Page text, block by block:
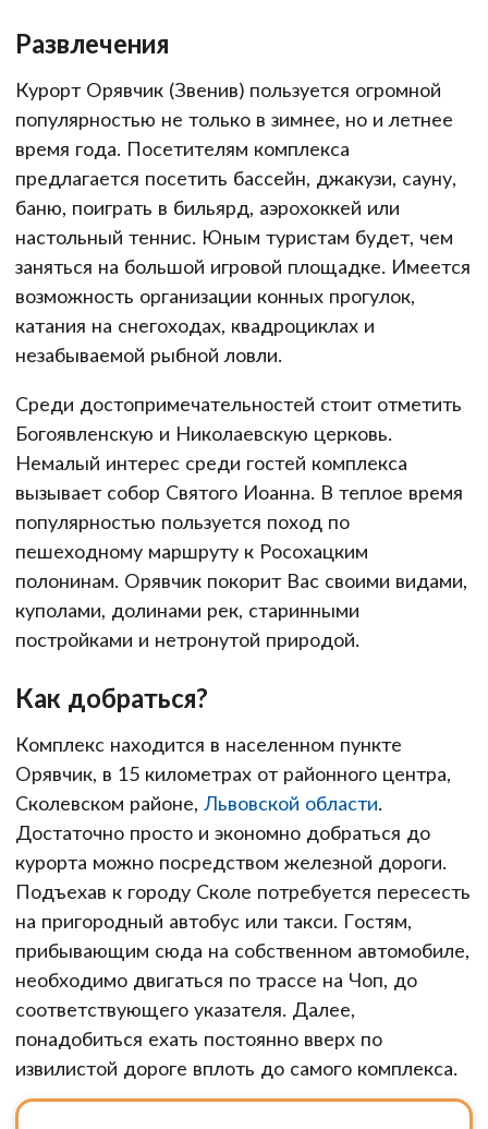
Развлечения
Курорт Орявчик (Звенив) пользуется огромной
популярностью не только в зимнее, но и летнее
время года. Посетителям комплекса
предлагается посетить бассейн, джакузи, сауну,
баню, поиграть в бильярд, аэрохоккей или
настольный теннис. Юным туристам будет, чем
заняться на большой игровой площадке. Имеется
возможность организации конных прогулок,
катания на снегоходах, квадроциклах и
незабываемой рыбной ловли.
Среди достопримечательностей стоит отметить
Богоявленскую и Николаевскую церковь.
Немалый интерес среди гостей комплекса
вызывает собор Святого Иоанна. В теплое время
популярностью пользуется поход по
пешеходному маршруту к Росохацким
полонинам. Орявчик покорит Вас своими видами,
куполами, долинами рек, старинными
постройками и нетронутой природой.
Как добраться?
Комплекс находится в населенном пункте
Орявчик, в 15 километрах от районного центра,
Сколевском районе, Львовской области.
Достаточно просто и экономно добраться до
курорта можно посредством железной дороги.
Подъехав к городу Сколе потребуется пересесть
на пригородный автобус или такси. Гостям,
прибывающим сюда на собственном автомобиле,
необходимо двигаться по трассе на Чоп, до
соответствующего указателя. Далее,
понадобиться ехать постоянно вверх по
извилистой дороге вплоть до самого комплекса.